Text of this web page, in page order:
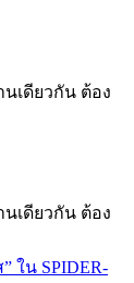
เดียวกัน ต้อง
เดียวกัน ต้อง